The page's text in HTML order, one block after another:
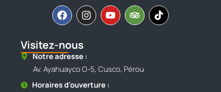
Visitez-nous
Notre adresse :
Av. Ayahuayco O-5, Cusco, Pérou
Horaires d'ouverture :